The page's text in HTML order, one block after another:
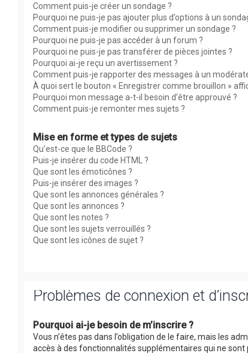
Comment puis-je créer un sondage ?
Pourquoi ne puis-je pas ajouter plus d’options à un
Comment puis-je modifier ou supprimer un sondage ?
Pourquoi ne puis-je pas accéder à un forum ?
Pourquoi ne puis-je pas transférer de pièces jointes ?
Pourquoi ai-je reçu un avertissement ?
Comment puis-je rapporter des messages à un
À quoi sert le bouton « Enregistrer comme brouillon »
Pourquoi mon message a-t-il besoin d’être approuvé ?
Comment puis-je remonter mes sujets ?
Mise en forme et types de sujets
Qu’est-ce que le BBCode ?
Puis-je insérer du code HTML ?
Que sont les émoticônes ?
Puis-je insérer des images ?
Que sont les annonces générales ?
Que sont les annonces ?
Que sont les notes ?
Que sont les sujets verrouillés ?
Que sont les icônes de sujet ?
Problèmes de connexion et
Pourquoi ai-je besoin de m’inscrire ?
Vous n’êtes pas dans l’obligation de le faire, mais les
accès à des fonctionnalités supplémentaires qui ne sont